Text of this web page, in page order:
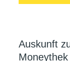
Auskunft